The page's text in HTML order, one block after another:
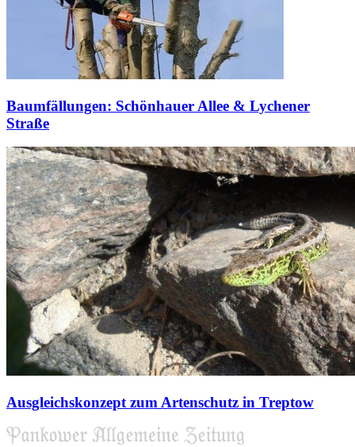
Baumfällungen: Schönhauer Allee & Lychener
Straße
Ausgleichskonzept zum Artenschutz in Treptow